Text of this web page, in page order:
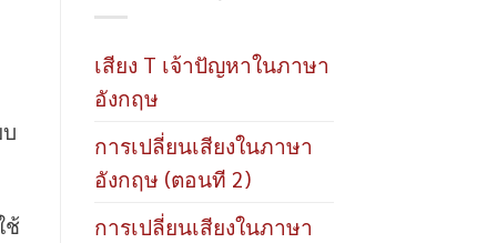
ช้
เสียง T เจ้าปัญหาในภาษา
อังกฤษ
การเปลี่ยนเสียงในภาษา
อังกฤษ (ตอนที 2)
การเปลี่ยนเสียงในภาษา